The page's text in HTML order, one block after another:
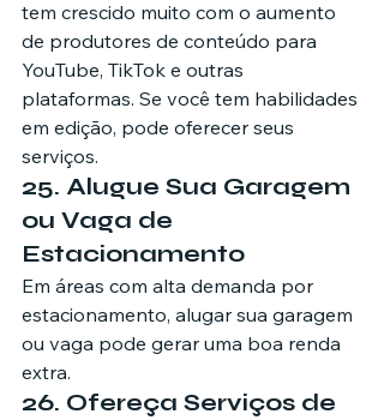
tem crescido muito com o aumento
de produtores de conteúdo para
YouTube, TikTok e outras
plataformas. Se você tem habilidades
em edição, pode oferecer seus
serviços.
25. Alugue Sua Garagem
ou Vaga de
Estacionamento
Em áreas com alta demanda por
estacionamento, alugar sua garagem
ou vaga pode gerar uma boa renda
extra.
26. Ofereça Serviços de